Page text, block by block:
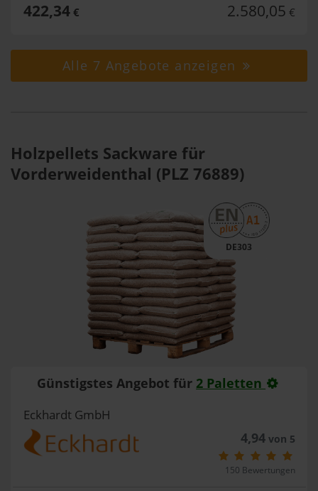
422,34€ 2.580,05 €
Alle 7 Angebote anzeigen
Holzpellets Sackware für
Vorderweidenthal (PLZ 76889)
DE303
Günstigstes Angebot für 2 Paletten
Eckhardt GmbH
4,94von 5
150 Bewertungen